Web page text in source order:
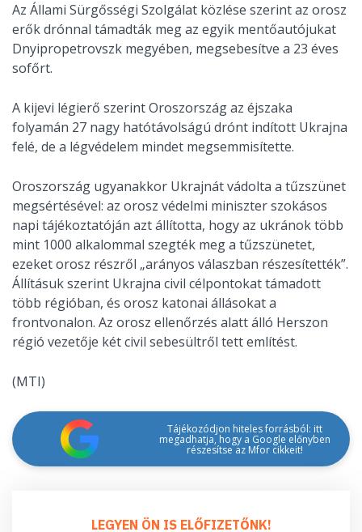
Az Állami Sürgősségi Szolgálat közlése szerint az orosz
erők drónnal támadták meg az egyik mentőautójukat
Dnyipropetrovszk megyében, megsebesítve a 23 éves
sofőrt.
A kijevi légierő szerint Oroszország az éjszaka
folyamán 27 nagy hatótávolságú drónt indított Ukrajna
felé, de a légvédelem mindet megsemmisítette.
Oroszország ugyanakkor Ukrajnát vádolta a tűzszünet
megsértésével: az orosz védelmi miniszter szokásos
napi tájékoztatóján azt állította, hogy az ukránok több
mint 1000 alkalommal szegték meg a tűzszünetet,
ezeket orosz részről „arányos válaszban részesítették”.
Állításuk szerint Ukrajna civil célpontokat támadott
több régióban, és orosz katonai állásokat a
frontvonalon. Az orosz ellenőrzés alatt álló Herszon
régió vezetője két civil sebesültről tett említést.
(MTI)
Tájékozódjon hiteles forrásból: itt
megadhatja, hogy a Google előnyben
részesítse az Mfor cikkeit!
LEGYEN ÖN IS ELŐFIZETŐNK!